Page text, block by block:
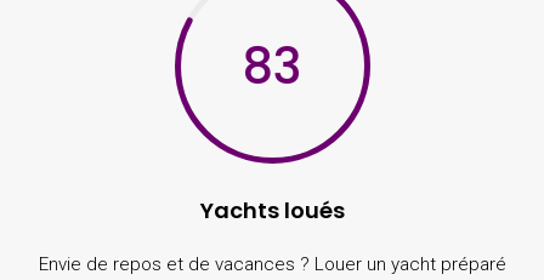
83
Yachts loués
Envie de repos et de vacances ? Louer un yacht préparé